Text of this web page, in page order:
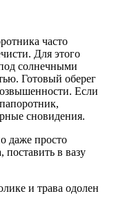
часто
Для этого
солнечными
Готовый оберег
Если
сновидения.
даже просто
поставить в вазу